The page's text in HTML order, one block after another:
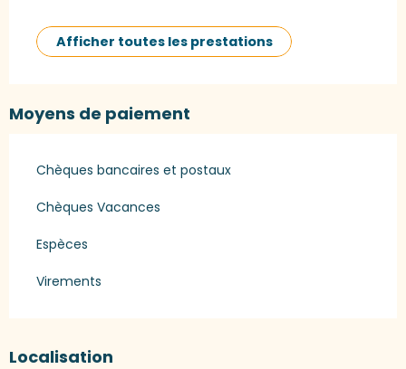
Afficher toutes les prestations
Moyens de paiement
Chèques bancaires et postaux
Chèques Vacances
Espèces
Virements
Localisation